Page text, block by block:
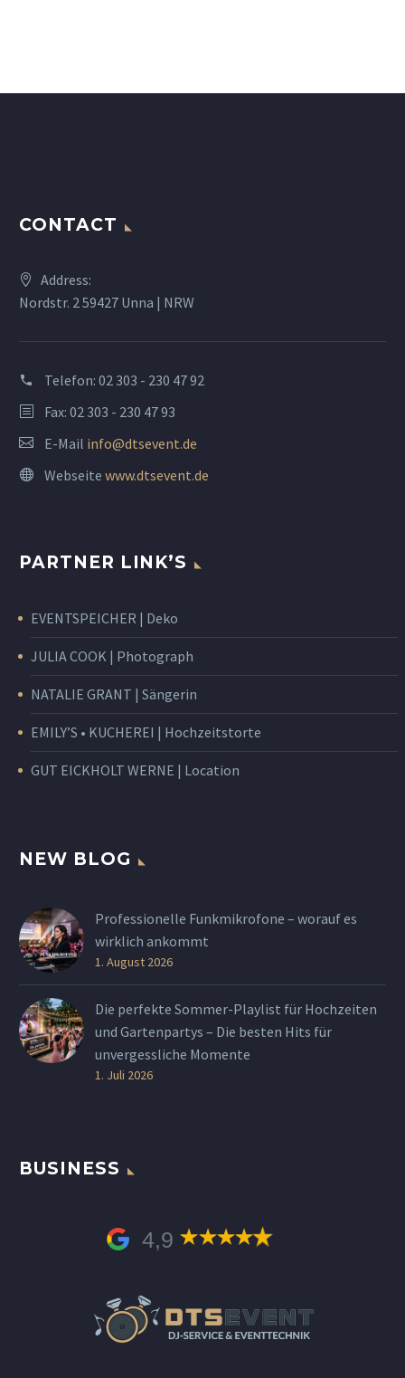
CONTACT
Address:
Nordstr. 2 59427 Unna | NRW
Telefon: 02 303 - 230 47 92
Fax: 02 303 - 230 47 93
E-Mail info@dtsevent.de
Webseite www.dtsevent.de
PARTNER LINK’S
EVENTSPEICHER | Deko
JULIA COOK | Photograph
NATALIE GRANT | Sängerin
EMILY’S • KUCHEREI | Hochzeitstorte
GUT EICKHOLT WERNE | Location
NEW BLOG
Professionelle Funkmikrofone – worauf es
wirklich ankommt
1. August 2026
Die perfekte Sommer-Playlist für Hochzeiten
und Gartenpartys – Die besten Hits für
unvergessliche Momente
1. Juli 2026
BUSINESS
4,9